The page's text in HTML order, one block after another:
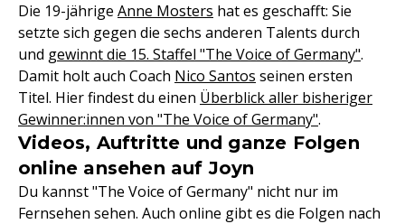
Die 19-jährige Anne Mosters hat es geschafft: Sie
setzte sich gegen die sechs anderen Talents durch
und gewinnt die 15. Staffel "The Voice of Germany".
Damit holt auch Coach Nico Santos seinen ersten
Titel. Hier findest du einen Überblick aller bisheriger
Gewinner:innen von "The Voice of Germany".
Videos, Auftritte und ganze Folgen
online ansehen auf Joyn
Du kannst "The Voice of Germany" nicht nur im
Fernsehen sehen. Auch online gibt es die Folgen nach